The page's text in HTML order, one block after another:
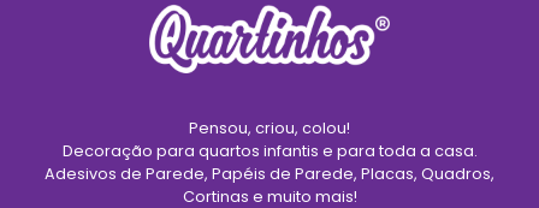
Pensou, criou, colou!
Decoração para quartos infantis e para toda a casa.
Adesivos de Parede, Papéis de Parede, Placas, Quadros,
Cortinas e muito mais!